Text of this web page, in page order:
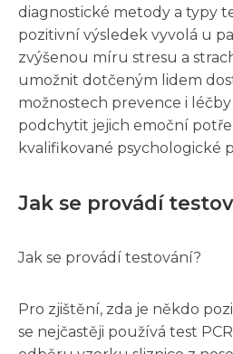
diagnostické metody a typy
pozitivní výsledek vyvolá u
zvýšenou míru stresu a
umožnit dotčeným lidem
možnostech prevence i
podchytit jejich emoční
kvalifikované psychologické
Jak se provádí
Jak se provádí testování?
Pro zjištění, zda je někdo
se nejčastěji používá test